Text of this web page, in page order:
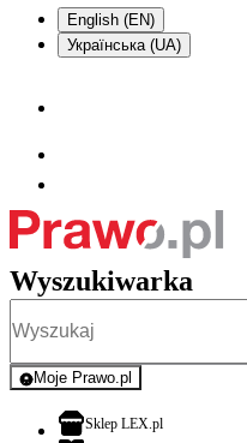
English (EN)
Українська (UA)
Wyszukiwarka
Moje Prawo.pl
- rejestracja i logowanie
Sklep LEX.plotwiera się w